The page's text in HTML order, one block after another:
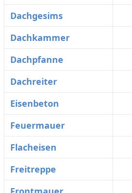
Dachgesims
Dachkammer
Dachpfanne
Dachreiter
Eisenbeton
Feuermauer
Flacheisen
Freitreppe